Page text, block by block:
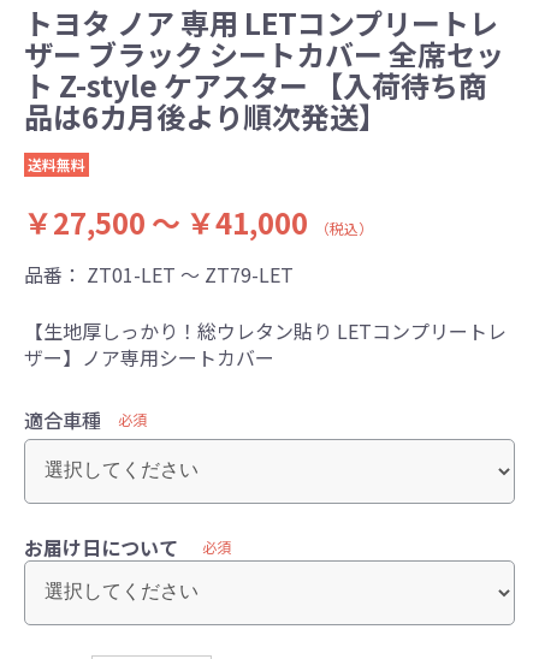
トヨタ ノア 専用 LETコンプリートレ
ザー ブラック シートカバー 全席セッ
ト Z-style ケアスター 【入荷待ち商
品は6カ月後より順次発送】
送料無料
￥27,500 ～ ￥41,000 （税込）
品番： ZT01-LET ～ ZT79-LET
【生地厚しっかり！総ウレタン貼り LETコンプリートレ
ザー】ノア専用シートカバー
適合車種 必須
お届け日について 必須